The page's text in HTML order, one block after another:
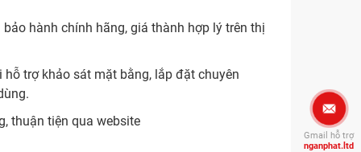
hành chính hãng, giá thành hợp lý trên thị
trợ khảo sát mặt bằng, lắp đặt chuyên
thuận tiện qua website
Gmail hỗ trợ
nganphat.ltd